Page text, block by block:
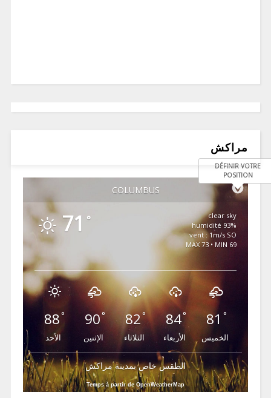
مراكش
COLUMBUS
DÉFINIR VOTRE
POSITION
71 °
clear sky
93% humidité
vent : 1m/s SO
MAX 73 • MIN 69
88°
الأحد
90°
الإثنين
82°
الثلاثاء
84°
الأربعاء
81 °
الخميس
الطقس خاص بمدينة مراكش
Temps à partir de OpenWeatherMap